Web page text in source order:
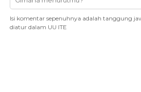
Isi komentar sepenuhnya adalah tanggung
diatur dalam UU ITE